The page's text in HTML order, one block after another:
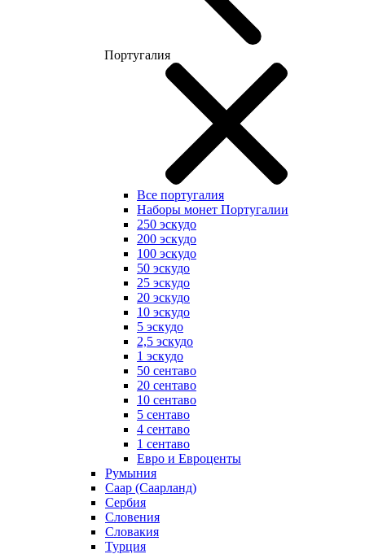
Португалия
Все португалия
Наборы монет Португалии
250 эскудо
200 эскудо
100 эскудо
50 эскудо
25 эскудо
20 эскудо
10 эскудо
5 эскудо
2,5 эскудо
1 эскудо
50 сентаво
20 сентаво
10 сентаво
5 сентаво
4 сентаво
1 сентаво
Евро и Евроценты
Румыния
Саар (Саарланд)
Сербия
Словения
Словакия
Турция